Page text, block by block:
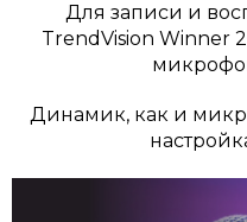
Для записи и
TrendVision Winner
Динамик, как и